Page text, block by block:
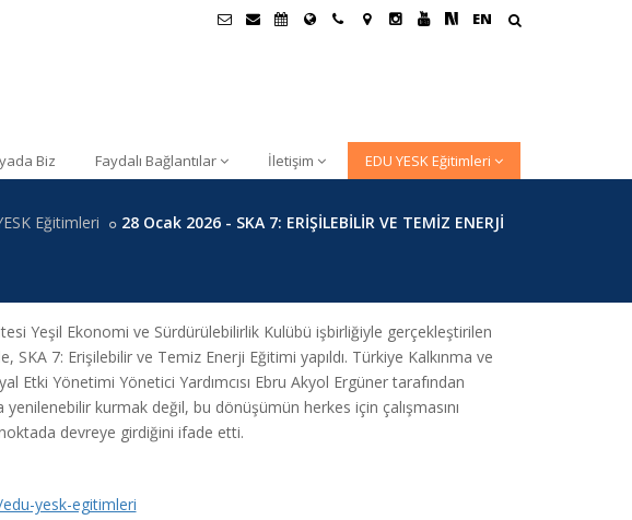
EN
Biz Faydalı Bağlantılar İletişim EDU YESK Eğitimleri
Eğitimleri 28 Ocak 2026 - SKA 7: ERİŞİLEBİLİR VE TEMİZ ENERJİ
Yeşil Ekonomi ve Sürdürülebilirlik Kulübü işbirliğiyle gerçekleştirilen
SKA 7: Erişilebilir ve Temiz Enerji Eğitimi yapıldı. Türkiye Kalkınma ve
Etki Yönetimi Yönetici Yardımcısı Ebru Akyol Ergüner tarafından
kurmak değil, bu dönüşümün herkes için çalışmasını
devreye girdiğini ifade etti.
yesk-egitimleri